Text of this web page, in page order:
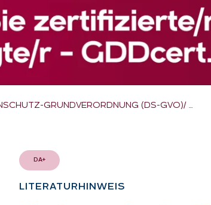
GRUNDVERORDNUNG (DS-GVO)/ …
DA+
LI­TE­RA­TUR­HIN­WEIS